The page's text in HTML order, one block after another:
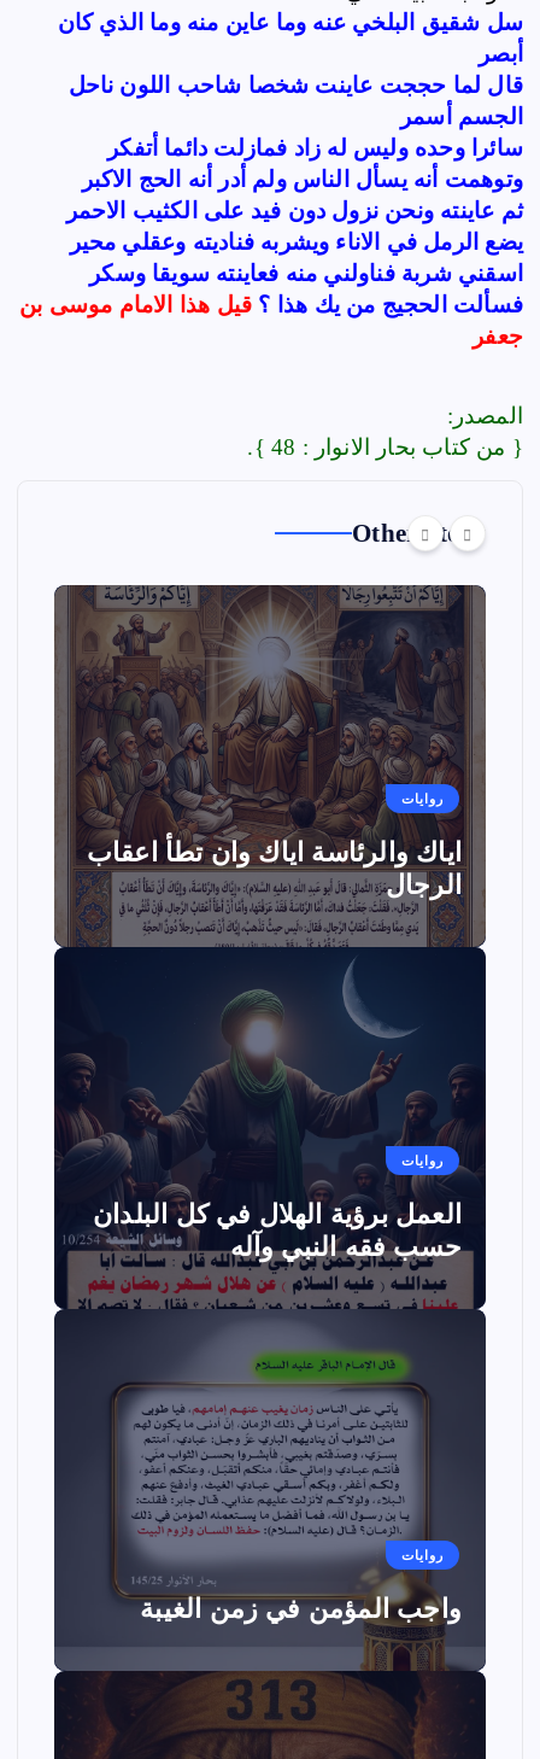
سل شقيق البلخي عنه وما عاين منه وما الذي كان
أبصر
قال لما حججت عاينت شخصا شاحب اللون ناحل
الجسم أسمر
سائرا وحده وليس له زاد فمازلت دائما أتفكر
وتوهمت أنه يسأل الناس ولم أدر أنه الحج الاكبر
ثم عاينته ونحن نزول دون فيد على الكثيب الاحمر
يضع الرمل في الاناء ويشربه فناديته وعقلي محير
اسقني شربة فناولني منه فعاينته سويقا وسكر
فسألت الحجيج من يك هذا ؟ قيل هذا الامام موسى بن
جعفر
المصدر:
{ من كتاب بحار الانوار : 48 }.
Other Story
روايات
اياك والرئاسة اياك وان تطأ اعقاب
الرجال
روايات
العمل برؤية الهلال في كل البلدان
حسب فقه النبي وآله
روايات
واجب المؤمن في زمن الغيبة